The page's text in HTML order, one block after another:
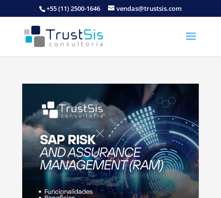
+55 (11) 2500-1646 vendas@trustsis.com